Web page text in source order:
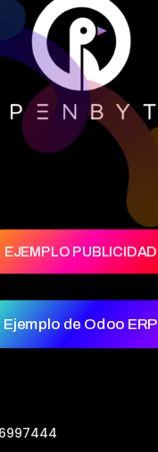
EJEMPLO PUBLICIDAD
Ejemplo de Odoo ERP